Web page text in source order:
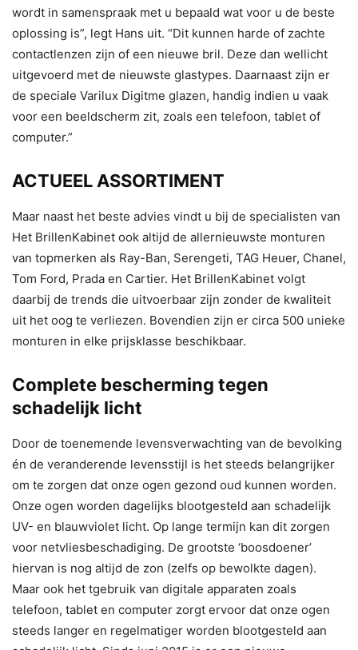
wordt in samenspraak met u bepaald wat voor u de beste
oplossing is”, legt Hans uit. “Dit kunnen harde of zachte
contactlenzen zijn of een nieuwe bril. Deze dan wellicht
uitgevoerd met de nieuwste glastypes. Daarnaast zijn er
de speciale Varilux Digitme glazen, handig indien u vaak
voor een beeldscherm zit, zoals een telefoon, tablet of
computer.”
ACTUEEL ASSORTIMENT
Maar naast het beste advies vindt u bij de specialisten van
Het BrillenKabinet ook altijd de allernieuwste monturen
van topmerken als Ray-Ban, Serengeti, TAG Heuer, Chanel,
Tom Ford, Prada en Cartier. Het BrillenKabinet volgt
daarbij de trends die uitvoerbaar zijn zonder de kwaliteit
uit het oog te verliezen. Bovendien zijn er circa 500 unieke
monturen in elke prijsklasse beschikbaar.
Complete bescherming tegen
schadelijk licht
Door de toenemende levensverwachting van de bevolking
én de veranderende levensstijl is het steeds belangrijker
om te zorgen dat onze ogen gezond oud kunnen worden.
Onze ogen worden dagelijks blootgesteld aan schadelijk
UV- en blauwviolet licht. Op lange termijn kan dit zorgen
voor netvliesbeschadiging. De grootste ‘boosdoener’
hiervan is nog altijd de zon (zelfs op bewolkte dagen).
Maar ook het tgebruik van digitale apparaten zoals
telefoon, tablet en computer zorgt ervoor dat onze ogen
steeds langer en regelmatiger worden blootgesteld aan